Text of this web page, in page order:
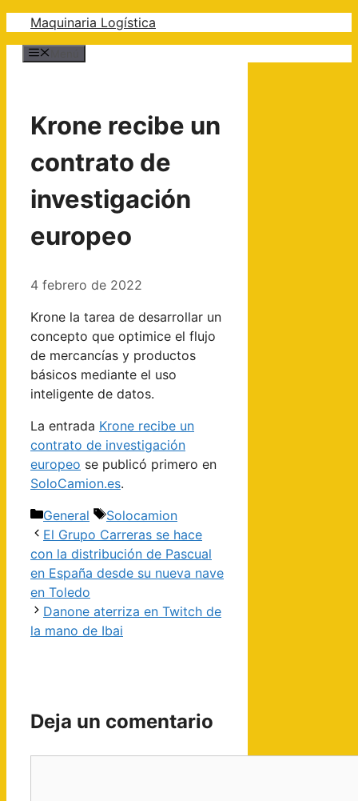
Saltar
al
contenido
Maquinaria Logística
Krone recibe un
contrato de
investigación
europeo
4 febrero de 2022
Krone la tarea de desarrollar un
concepto que optimice el flujo
de mercancías y productos
básicos mediante el uso
inteligente de datos.
La entrada Krone recibe un
contrato de investigación
europeo se publicó primero en
SoloCamion.es.
Categorías
General Etiquetas
Solocamion
Navegación
de
entradas
El Grupo Carreras se hace
con la distribución de Pascual
en España desde su nueva nave
en Toledo
Danone aterriza en Twitch de
la mano de Ibai
Deja un comentario